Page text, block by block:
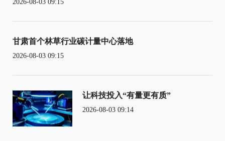
2026-08-03 09:15
甘肃首个林草行业碳计量中心落地
2026-08-03 09:15
让科技投入“有量更有质”
2026-08-03 09:14